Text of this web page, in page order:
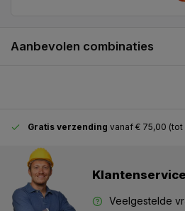
Aanbevolen combinaties
Gratis verzending vanaf € 75,00 (tot
Klantenservice
Veelgestelde